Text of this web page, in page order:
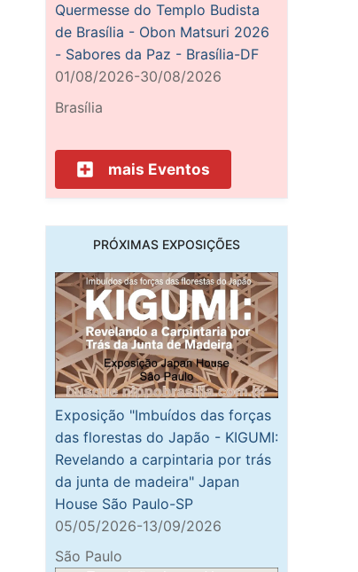
Quermesse do Templo Budista
de Brasília - Obon Matsuri 2026
- Sabores da Paz - Brasília-DF
01/08/2026-30/08/2026
Brasília
mais Eventos
PRÓXIMAS EXPOSIÇÕES
Exposição "Imbuídos das forças
das florestas do Japão - KIGUMI:
Revelando a carpintaria por trás
da junta de madeira" Japan
House São Paulo-SP
05/05/2026-13/09/2026
São Paulo